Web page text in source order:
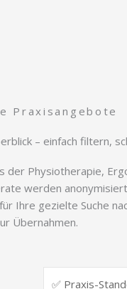
Praxisangebote
– einfach filtern,
der Physiotherapie,
werden
Ihre gezielte Suche
Übernahmen.